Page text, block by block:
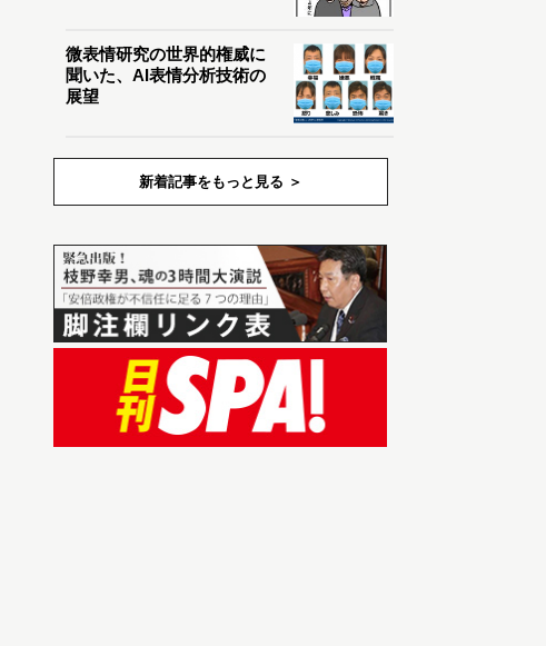
微表情研究の世界的権威に
聞いた、AI表情分析技術の
展望
新着記事をもっと見る